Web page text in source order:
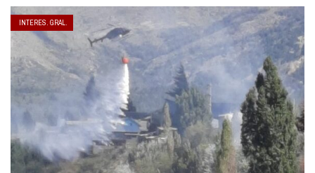
INTERES. GRAL.